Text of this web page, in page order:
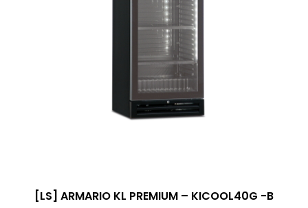
[LS] ARMARIO KL PREMIUM – KICOOL40G -B